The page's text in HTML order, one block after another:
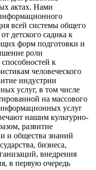
актах. Нами
всей системы общего
детского садика к
форм подготовки и
роли
к
человеческого
индустрии
услуг, в том числе
на массового
услуг
нашим культурно-
развитие
и общества знаний
бизнеса,
внедрения
в первую очередь